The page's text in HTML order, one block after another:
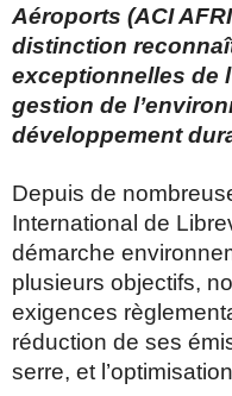
Aéroports (ACI
distinction
exceptionnelles de
gestion de
développement
Depuis de
International de
démarche
plusieurs objectifs,
exigences
réduction de ses
serre, et